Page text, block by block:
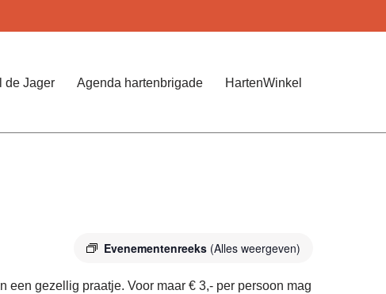
de Jager Agenda hartenbrigade HartenWinkel
Evenementenreeks (Alles weergeven)
een gezellig praatje. Voor maar € 3,- per persoon mag